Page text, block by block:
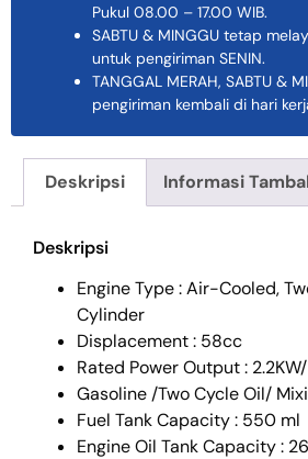
Pukul 08.00 – 17.00 WIB.
SABTU & MINGGU tetap
untuk pengiriman SENIN.
TANGGAL MERAH, SABTU &
pengiriman kembali di hari
Deskripsi Informasi
Deskripsi
Engine Type : Air-Cooled,
Cylinder
Displacement : 58cc
Rated Power Output :
Gasoline /Two Cycle Oil/
Fuel Tank Capacity : 550 ml
Engine Oil Tank Capacity :